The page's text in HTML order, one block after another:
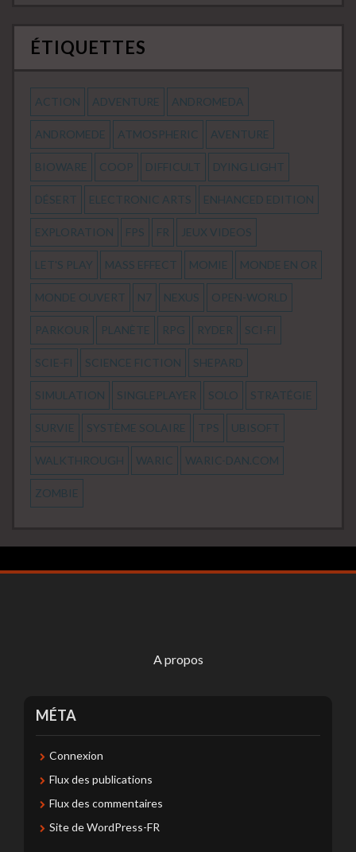
ÉTIQUETTES
ACTION ADVENTURE ANDROMEDA
ANDROMEDE ATMOSPHERIC AVENTURE
BIOWARE COOP DIFFICULT DYING LIGHT
DÉSERT ELECTRONIC ARTS ENHANCED EDITION
EXPLORATION FPS FR JEUX VIDEOS
LET'S PLAY MASS EFFECT MOMIE MONDE EN OR
MONDE OUVERT N7 NEXUS OPEN-WORLD
PARKOUR PLANÈTE RPG RYDER SCI-FI
SCIE-FI SCIENCE FICTION SHEPARD
SIMULATION SINGLEPLAYER SOLO STRATÉGIE
SURVIE SYSTÈME SOLAIRE TPS UBISOFT
WALKTHROUGH WARIC WARIC-DAN.COM
ZOMBIE
A propos
MÉTA
Connexion
Flux des publications
Flux des commentaires
Site de WordPress-FR